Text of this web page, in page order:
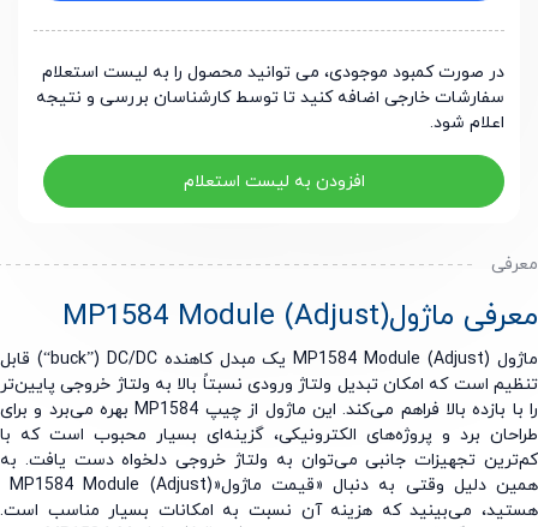
در صورت کمبود موجودی، می توانید محصول را به لیست استعلام
سفارشات خارجی اضافه کنید تا توسط کارشناسان بررسی و نتیجه
اعلام شود.
افزودن به لیست استعلام
ماژولMP1584 Module (Adjust)
MP1584 Module (Adjust)یک مبدل کاهنده(“buck”) DC/DCقابل
است که امکان تبدیل ولتاژ ورودی نسبتاً بالا به ولتاژ خروجی پایین‌تر
بازده بالا فراهم می‌کند. این ماژول از چیپMP1584بهره می‌برد و برای
برد و پروژه‌های الکترونیکی، گزینه‌ای بسیار محبوب است که با
تجهیزات جانبی می‌توان به ولتاژ خروجی دلخواه دست یافت. به
دلیل وقتی به دنبال «قیمت ماژولMP1584 Module (Adjust)»
می‌بینید که هزینه آن نسبت به امکانات بسیار مناسب است.